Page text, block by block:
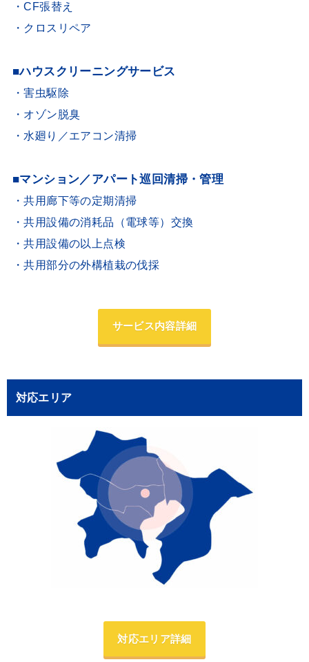
・CF張替え
・クロスリペア
■ハウスクリーニングサービス
・害虫駆除
・オゾン脱臭
・水廻り／エアコン清掃
■マンション／アパート巡回清掃・管理
・共用廊下等の定期清掃
・共用設備の消耗品（電球等）交換
・共用設備の以上点検
・共用部分の外構植栽の伐採
サービス内容詳細
対応エリア
対応エリア詳細